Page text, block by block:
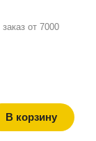
от 7000
В корзину